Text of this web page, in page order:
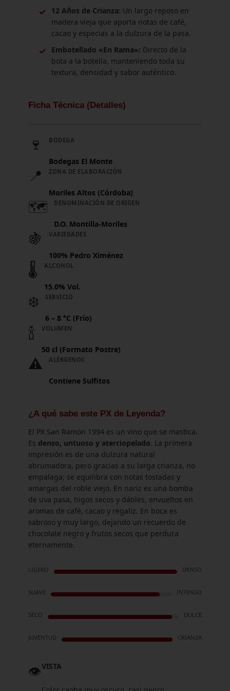
✓ 12 Años de Crianza: Un largo reposo en
madera vieja que aporta notas de café,
cacao y especias a la dulzura de la pasa.
✓ Embotellado «En Rama»: Directo de la
bota a la botella, manteniendo toda su
textura, densidad y sabor auténtico.
Ficha Técnica (Detalles)
🍷 BODEGA
Bodegas El Monte
📍 ZONA DE ELABORACIÓN
Moriles Altos (Córdoba)
🗺️ DENOMINACIÓN DE ORIGEN
D.O. Montilla-Moriles
🍇 VARIEDADES
100% Pedro Ximénez
🌡️ ALCOHOL
15.0% Vol.
❄️ SERVICIO
6 – 8 °C (Frío)
🍾 VOLUMEN
50 cl (Formato Postre)
⚠️ ALÉRGENOS
Contiene Sulfitos
¿A qué sabe este PX de Leyenda?
El PX San Ramón 1994 es un vino que se mastica.
Es denso, untuoso y aterciopelado. La primera
impresión es de una dulzura natural
abrumadora, pero gracias a su larga crianza, no
empalaga; se equilibra con notas tostadas y
amargas del roble viejo. En nariz es una bomba
de uva pasa, higos secos y dátiles, envueltos en
aromas de café, cacao y regaliz. En boca es
sabroso y muy largo, dejando un recuerdo de
chocolate negro y frutos secos que perdura
eternamente.
LIGERO DENSO
SUAVE INTENSO
SECO DULCE
JUVENTUD CRIANZA
👁️VISTA